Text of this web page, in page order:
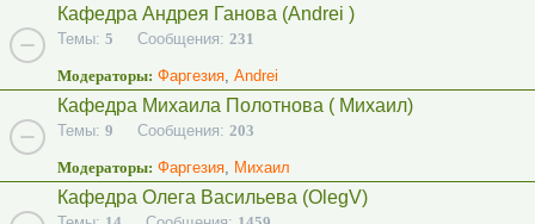
Кафедра Андрея Ганова (Andrei )
Темы: 5 Сообщения: 231
Модераторы: Фаргезия Andrei
Кафедра Михаила Полотнова ( Михаил)
Темы: 9 Сообщения: 203
Модераторы: Фаргезия Михаил
Кафедра Олега Васильева (OlegV)